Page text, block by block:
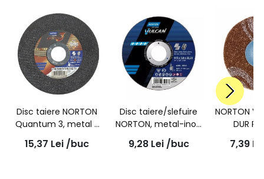
Disc taiere NORTON
Quantum 3, metal /
inox , 125x1.0x22.23mm
- T41
15,37 Lei /buc
Disc taiere/slefuire
NORTON, metal-inox,
Vulcan, 115x3.0x22.23-
T41 A30S
9,28 Lei /buc
NORTON
DUR
7,39